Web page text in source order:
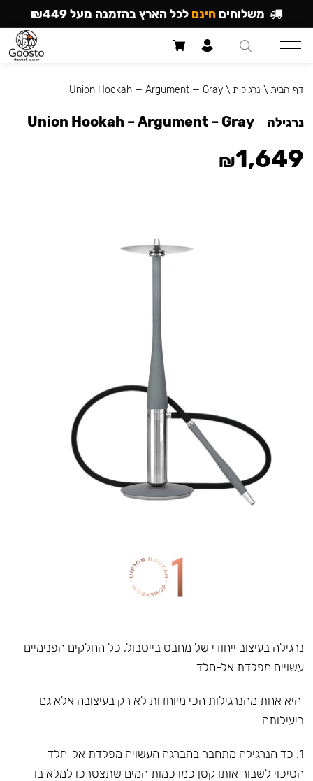
נרגילה בעיצוב ייחודי של מחבט בייסבול, כל החלקים הפנימיים
עשויים מפלדת אל-חלד
היא אחת מהנרגילות הכי מיוחדות לא רק בעיצובה אלא גם
ביעילותה
1. כד הנרגילה מתחבר בהברגה העשויה מפלדת אל-חלד –
הסיכוי לשבור אותו קטן כמו כמות המים שתצטרכו למלא בו
דף הבית \ נרגילות \
Union Hookah — Argument — Gray
נרגילה Union Hookah – Argument – Gray
₪1,649
משלוחים חינם לכל הארץ בהזמנה מעל ₪449